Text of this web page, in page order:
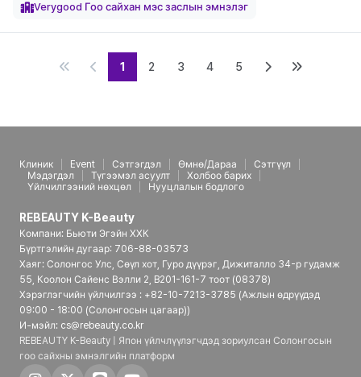
Verygood Гоо сайхан мэс заслын эмнэлэг
1 2 3 4 5
Клиник Event Сэтгэгдэл Өмнө/Дараа
Сэтгүүл
Мэдэгдэл
Түгээмэл асуулт
Холбоо барих
Үйлчилгээний нөхцөл
Нууцлалын бодлого
REBEAUTY K-Beauty
Компани: Бьюти Эгэйн ХХК
Бүртгэлийн дугаар: 706-88-03573
Хаяг: Солонгос Улс, Сөүл хот, Гуро дүүрэг, Дижиталло 34-р гудамж
55, Коолон Сайенс Вэлли 2, B201-161-7 тоот (08378)
Хэрэглэгчийн үйлчилгээ : +82-10-7213-3785 (Ажлын өдрүүдэд
09:00 - 18:00 (Солонгосын цагаар))
И-мэйл: cs@rebeauty.co.kr
REBEAUTY K-Beauty | Япон үйлчлүүлэгчдэд зориулсан Солонгосын
гоо сайхны эмнэлгийн платформ